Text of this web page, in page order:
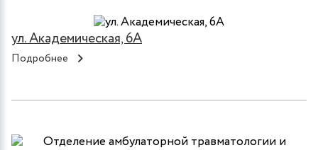
ул. Академическая, 6А
Подробнее